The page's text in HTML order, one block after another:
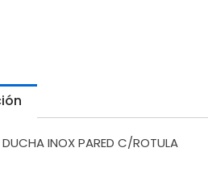
INOX PARED C/ROTULA